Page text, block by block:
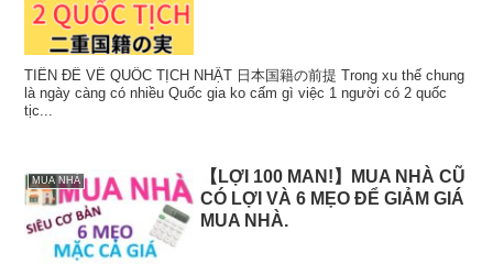
TIỀN ĐỀ VỀ QUỐC TỊCH NHẬT 日本国籍の前提 Trong xu thế chung
là ngày càng có nhiều Quốc gia ko cấm gì việc 1 người có 2 quốc
tịc...
MUA NHÀ
【LỢI 100 MAN!】MUA NHÀ CŨ
CÓ LỢI VÀ 6 MẸO ĐỂ GIẢM GIÁ
MUA NHÀ.